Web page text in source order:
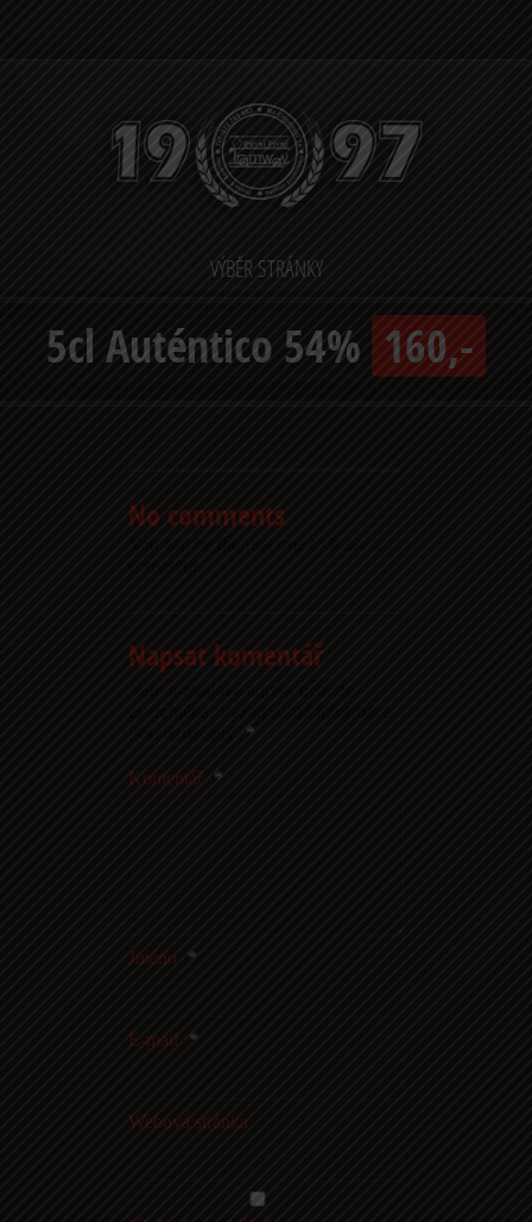
VÝBĚR STRÁNKY
5cl Auténtico 54% 160,-
No comments
Napsat komentář
*
Komentář *
Jméno *
E-mail *
Webová stránka